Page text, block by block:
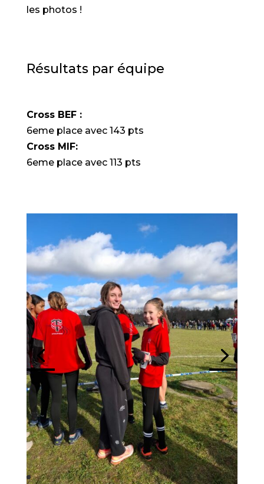
les photos !
Résultats par équipe
Cross BEF :
6eme place avec 143 pts
Cross MIF:
6eme place avec 113 pts